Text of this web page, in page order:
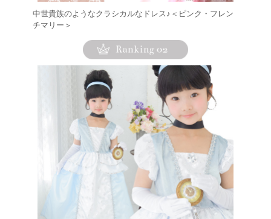
中世貴族のようなクラシカルなドレス♪＜ピンク・フレン
チマリー＞